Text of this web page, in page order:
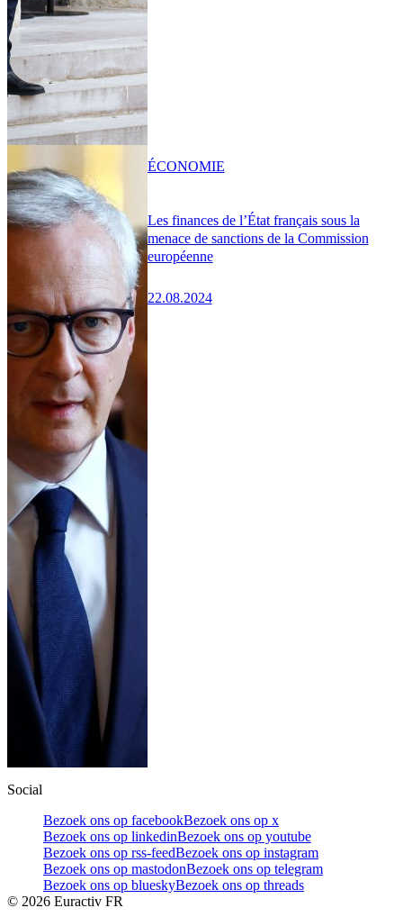
Les finances de l’État français sous la
menace de sanctions de la Commission
européenne
22.08.2024
ÉCONOMIE
Social
Bezoek ons op facebookBezoek ons op x
Bezoek ons op linkedinBezoek ons op youtube
Bezoek ons op rss-feedBezoek ons op instagram
Bezoek ons op mastodonBezoek ons op telegram
Bezoek ons op blueskyBezoek ons op threads
© 2026 Euractiv FR